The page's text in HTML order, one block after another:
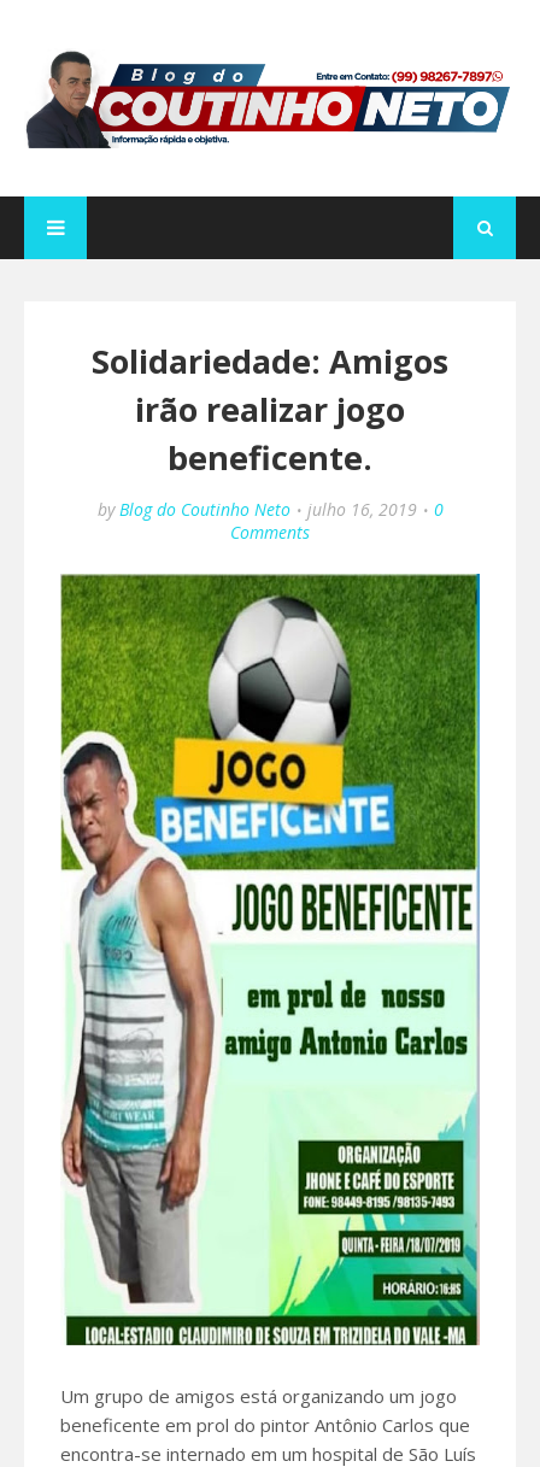
Solidariedade: Amigos
irão realizar jogo
beneficente.
by Blog do Coutinho Neto julho 16, 2019
0
Comments
Um grupo de amigos está organizando um jogo
beneficente em prol do pintor Antônio Carlos que
encontra-se internado em um hospital de São Luís